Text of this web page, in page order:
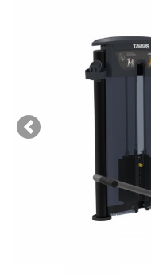
Previous